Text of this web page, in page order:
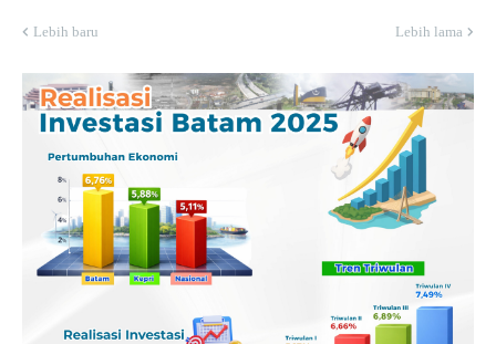
Lebih baru Lebih lama